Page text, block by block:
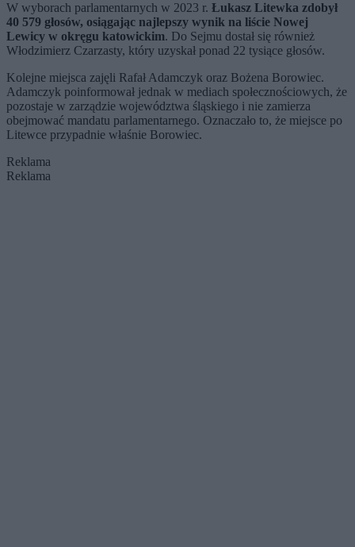
W wyborach parlamentarnych w 2023 r. Łukasz Litewka zdobył
40 579 głosów, osiągając najlepszy wynik na liście Nowej
Lewicy w okręgu katowickim. Do Sejmu dostał się również
Włodzimierz Czarzasty, który uzyskał ponad 22 tysiące głosów.
Kolejne miejsca zajęli Rafał Adamczyk oraz Bożena Borowiec.
Adamczyk poinformował jednak w mediach społecznościowych, że
pozostaje w zarządzie województwa śląskiego i nie zamierza
obejmować mandatu parlamentarnego. Oznaczało to, że miejsce po
Litewce przypadnie właśnie Borowiec.
Reklama
Reklama